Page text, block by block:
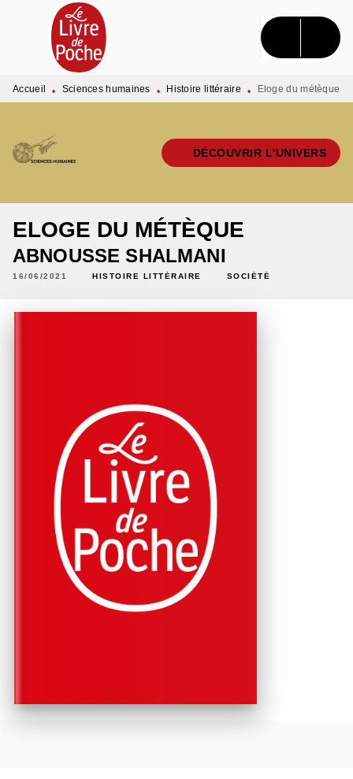
MENU RECHERCHE CONTENU
PIED DE PAGE
Accueil • Sciences humaines • Histoire littéraire • Eloge du métèque
DÉCOUVRIR L'UNIVERS
ELOGE DU MÉTÈQUE
ABNOUSSE SHALMANI
16/06/2021 HISTOIRE LITTÉRAIRE SOCIÉTÉ